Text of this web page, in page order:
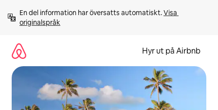
innehåll
En del information har översatts automatiskt. Visa
originalspråk
Hyr ut på Airbnb